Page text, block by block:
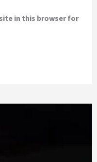
in this browser for